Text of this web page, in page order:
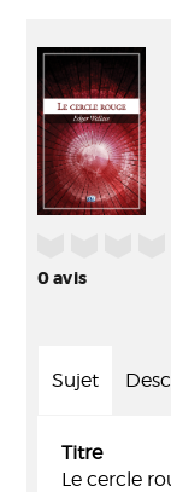
0avis
Sujet
Titre
Le cercle